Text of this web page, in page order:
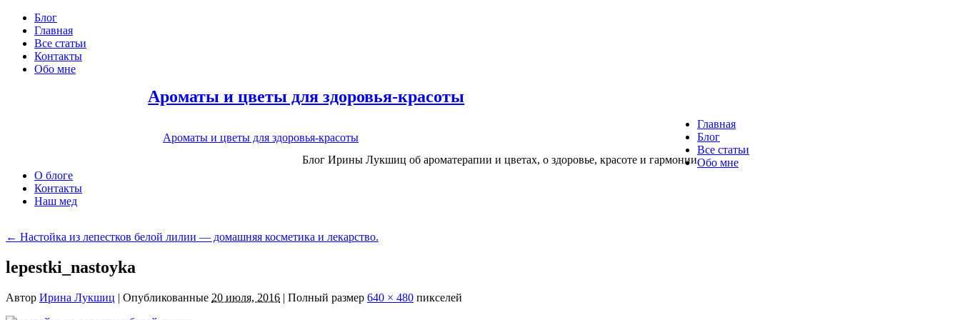
Блог
Главная
Все статьи
Контакты
Обо мне
Ароматы и цветы для здоровья-красоты
Ароматы и цветы для здоровья-красоты
Блог Ирины Лукшиц об ароматерапии и цветах, о здоровье, красоте и гармонии
Главная
Блог
Все статьи
Обо мне
О блоге
Контакты
Наш мед
← Настойка из лепестков белой лилии — домашняя косметика и лекарство.
lepestki_nastoyka
Автор Ирина Лукшиц | Опубликованные 20 июля, 2016 | Полный размер 640 × 480 пикселей